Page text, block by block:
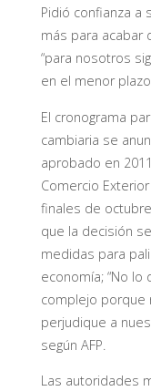
Pidió confianza a
más para acabar
“para nosotros
en el menor
El cronograma
cambiaria se
aprobado en
Comercio
finales de
que la decisión
medidas para
economía; “No
complejo porque
perjudique a
según AFP.
Las autoridades